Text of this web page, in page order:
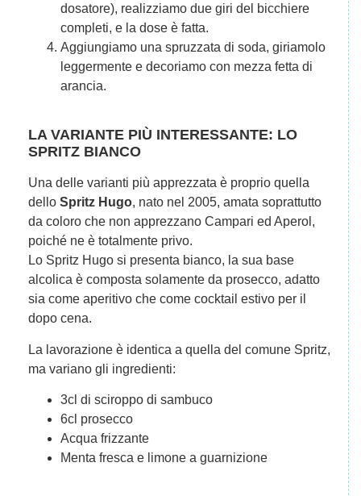
dosatore), realizziamo due giri del bicchiere
completi, e la dose è fatta.
Aggiungiamo una spruzzata di soda, giriamolo
leggermente e decoriamo con mezza fetta di
arancia.
LA VARIANTE PIÙ INTERESSANTE: LO
SPRITZ BIANCO
Una delle varianti più apprezzata è proprio quella
dello Spritz Hugo, nato nel 2005, amata soprattutto
da coloro che non apprezzano Campari ed Aperol,
poiché ne è totalmente privo.
Lo Spritz Hugo si presenta bianco, la sua base
alcolica è composta solamente da prosecco, adatto
sia come aperitivo che come cocktail estivo per il
dopo cena.
La lavorazione è identica a quella del comune Spritz,
ma variano gli ingredienti:
3cl di sciroppo di sambuco
6cl prosecco
Acqua frizzante
Menta fresca e limone a guarnizione